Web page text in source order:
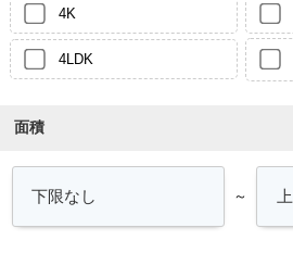
4K
4LDK
面積
～